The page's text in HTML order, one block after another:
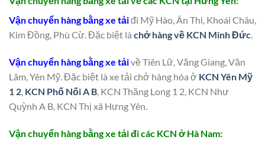
Vận chuyển hàng bằng xe tảiđi Mỹ Hào, Ân Thi, Khoái Châu,
Kim Đồng, Phù Cừ. Đặc biệt là chở hàng về KCN Minh Đức.
Vận chuyển hàng bằng xe tảivề Tiên Lữ, Văng Giang, Văn
Lâm, Yên Mỹ. Đặc biệt là xe tải chở hàng hóa ở KCN Yên Mỹ
1 2, KCN Phố Nối A B, KCN Thăng Long 1 2, KCN Như
Quỳnh A B, KCN Thị xã Hưng Yên.
Vận chuyển hàng bằng xe tải đi các KCN ở Hà Nam: